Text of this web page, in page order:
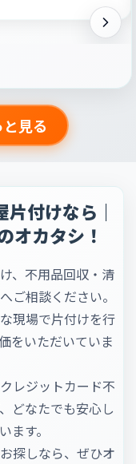
見る
付けなら｜
オカタシ！
、不用品回収・清
ご相談ください。
現場で片付けを行
をいただいていま
レジットカード不
どなたでも安心し
ます。
探しなら、ぜひオ